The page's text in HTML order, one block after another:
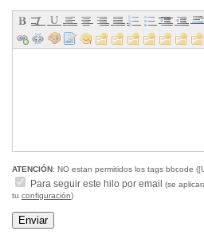
ATENCIÓN: NO estan permitidos los tags bbcode
Para seguir este hilo por email
(se
tu configuración)